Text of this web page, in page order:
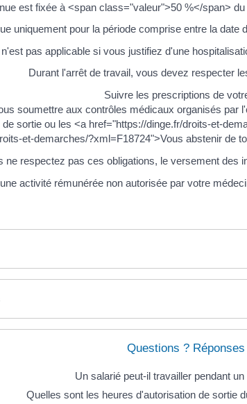
est fixée à <span class="valeur">50 %</span>
uniquement pour la période comprise entre la date
pas applicable si vous justifiez d'une
Durant l'arrêt de travail, vous devez respecter
Suivre les prescriptions de
soumettre aux contrôles médicaux organisés par
sortie ou les <a href="https://dinge.fr/droits-et-
et-demarches/?xml=F18724">Vous abstenir de
ne respectez pas ces obligations, le versement des
activité rémunérée non autorisée par votre
Questions ? Réponses
Un salarié peut-il travailler pendant
Quelles sont les heures d'autorisation de sortie